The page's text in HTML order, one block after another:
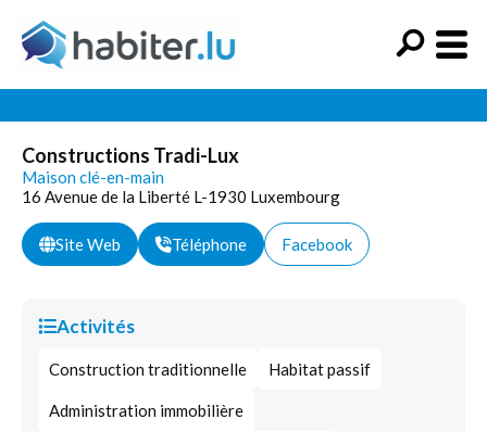
Constructions Tradi-Lux
Maison clé-en-main
16 Avenue de la Liberté L-1930 Luxembourg
Site Web Téléphone Facebook
Activités
Construction traditionnelle Habitat passif
Administration immobilière